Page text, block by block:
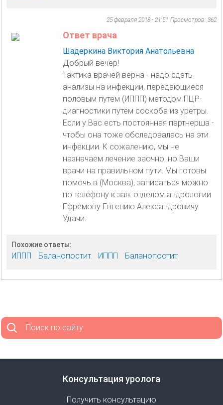
25 февраля 2018 - 21:51 Просмотров: 362
Ответ врача
Шадеркина Виктория Анатольевна
Добрый вечер!
Тактика врачей верна - надо сдать
анализы на инфекции, передающиеся
половым путем (ИППП) методом ПЦР-
диагностики путем соскоба из уретры.
Если у Вас есть постоянная партнерша -
чтобы она тоже обследовалась на эти
инфекции. К сожалению, мы не
назначаем лечение заочно, но Ваши
врачи на правильном пути. Мы готовы
помочь в (Москва), записаться можно
по телефону к зав. отделом андрологии
Ефремову Евгению Александровичу.
Удачи.
Похожие ответы:
ИППП Баланопостит ИППП Баланопостит
Поиск по сайту
Консультация уролога
Получить консультацию